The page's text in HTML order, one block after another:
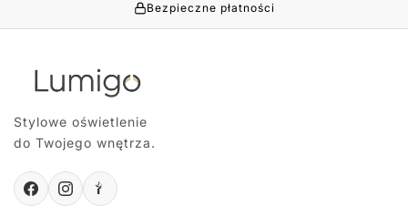
Bezpieczne płatności
Stylowe oświetlenie
do Twojego wnętrza.